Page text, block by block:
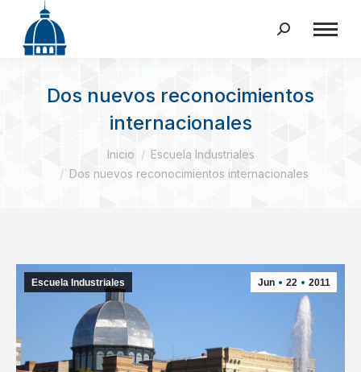
Buscar:
Dos nuevos reconocimientos
internacionales
Inicio
Escuela Industriales
Dos nuevos reconocimientos internacionales
Jun 22 2011
Escuela Industriales